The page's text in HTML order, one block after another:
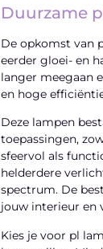
Duurzame
De opkomst van
eerder gloei- en
langer meegaan
en hoge
Deze lampen
toepassingen,
sfeervol als
helderdere
spectrum. De
jouw interieur en
Kies je voor pl